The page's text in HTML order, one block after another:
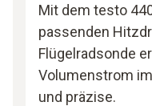
Mit dem testo
passenden
Flügelradsonde
Volumenstrom
und präzise.